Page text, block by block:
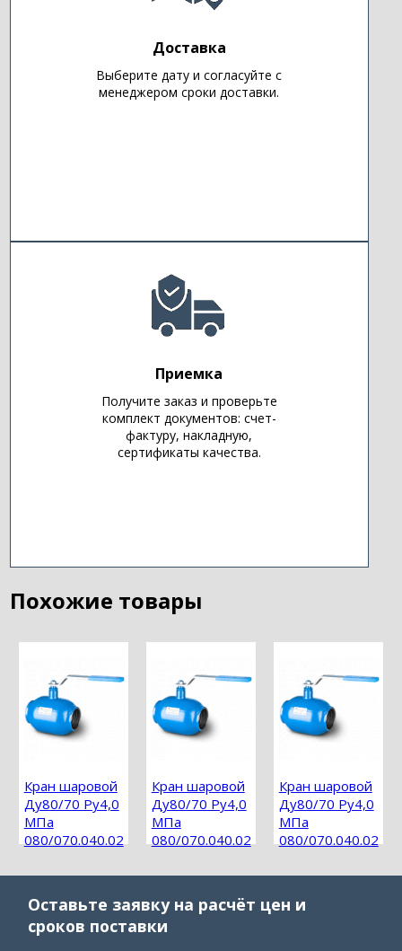
Доставка
Выберите дату и согласуйте с
менеджером сроки доставки.
Приемка
Получите заказ и проверьте
комплект документов: счет-
фактуру, накладную,
сертификаты качества.
Похожие товары
Кран шаровой
Ду80/70 Ру4,0
МПа
080/070.040.02
Кран шаровой
Ду80/70 Ру4,0
МПа
080/070.040.02
Кран шаровой
Ду80/70 Ру4,0
МПа
080/070.040.02
Оставьте заявку на расчёт цен и
сроков поставки